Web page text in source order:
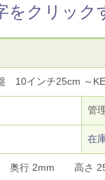
をクリック
10インチ25cm ～
管
在
奥行 2mm 高さ